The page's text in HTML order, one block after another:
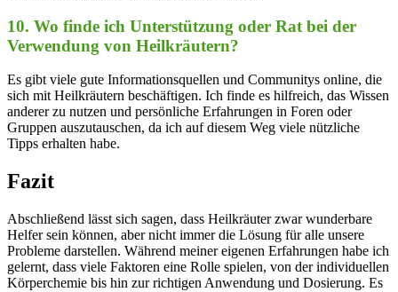
10. Wo finde ich Unterstützung oder ​Rat bei der
Verwendung von ‍Heilkräutern?
Es gibt viele gute⁣ Informationsquellen⁤ und Communitys online, ‍die
sich mit Heilkräutern⁢ beschäftigen. ⁣Ich finde es hilfreich, das Wissen
anderer ⁤zu nutzen und persönliche Erfahrungen in ​Foren oder
Gruppen auszutauschen, ​da ich ⁢auf diesem Weg viele‌ nützliche
Tipps⁤ erhalten​ habe.
Fazit
Abschließend lässt sich sagen,​ dass Heilkräuter zwar wunderbare
Helfer sein können,​ aber nicht immer die⁣ Lösung für ‌alle ‍unsere
Probleme ​darstellen. ⁢Während ​meiner eigenen Erfahrungen ⁢habe ich
gelernt, ⁢dass viele​ Faktoren eine Rolle ⁢spielen, ⁤von der individuellen
Körperchemie​ bis hin ⁣zur richtigen Anwendung und ​Dosierung. Es⁣